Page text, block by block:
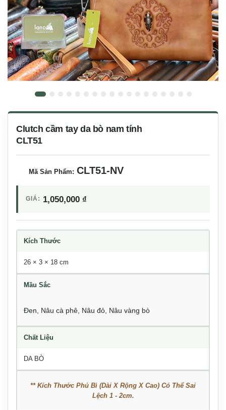
Clutch cầm tay da bò nam tính
CLT51
Mã Sản Phẩm: CLT51-NV
GIÁ: 1,050,000 ₫
Kích Thước
26 × 3 × 18 cm
Mầu Sắc
Đen Nâu cà phê Nâu đỏ Nâu vàng bò
Chất Liệu
DA BÒ
** Kích Thước Phủ Bì (Dài X Rộng X Cao) Có Thể Sai
Lệch 1 - 2cm.